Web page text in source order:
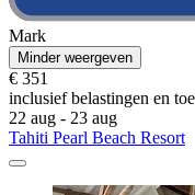
Mark
Minder weergeven
€ 351
inclusief belastingen en
22 aug - 23 aug
Tahiti Pearl Beach Resort